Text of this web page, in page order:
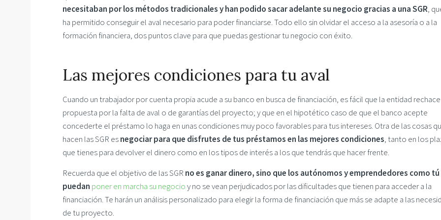
necesitaban por los métodos tradicionales y han podido sacar adelante su negocio gracias a una SGR,
ha permitido conseguir el aval necesario para poder financiarse. Todo ello sin olvidar el acceso a la asesoría o a la
formación financiera, dos puntos clave para que puedas gestionar tu negocio con éxito.
Las mejores condiciones para tu aval
Cuando un trabajador por cuenta propia acude a su banco en busca de financiación, es fácil que la entidad
propuesta por la falta de aval o de garantías del proyecto; y que en el hipotético caso de que el banco acepte
concederte el préstamo lo haga en unas condiciones muy poco favorables para tus intereses. Otra de las cosas
hacen las SGR esnegociar para que disfrutes de tus préstamos en las mejores condiciones, tanto en los
que tienes para devolver el dinero como en los tipos de interés a los que tendrás que hacer frente.
Recuerda que el objetivo de las SGR no es ganar dinero, sino que los autónomos y emprendedores como tú
puedan poner en marcha su negocioy no se vean perjudicados por las dificultades que tienen para acceder a la
financiación. Te harán un análisis personalizado para elegir la forma de financiación que más se adapte a las
de tu proyecto.